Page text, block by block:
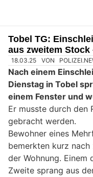
Tobel TG:
aus zweitem
18.03.25 VON
Nach einem
Dienstag in Tobel
einem Fenster und
Er musste durch den
gebracht werden.
Bewohner eines
bemerkten kurz
der Wohnung. Einem
Zweite sprang aus